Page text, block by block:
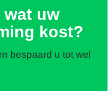
wat uw
kost?
bespaard u tot wel